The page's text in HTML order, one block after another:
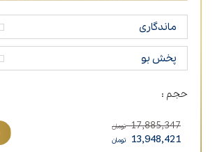
ماندگاری
پخش بو
حجم :
17,885,347 تومان
13,948,421 تومان